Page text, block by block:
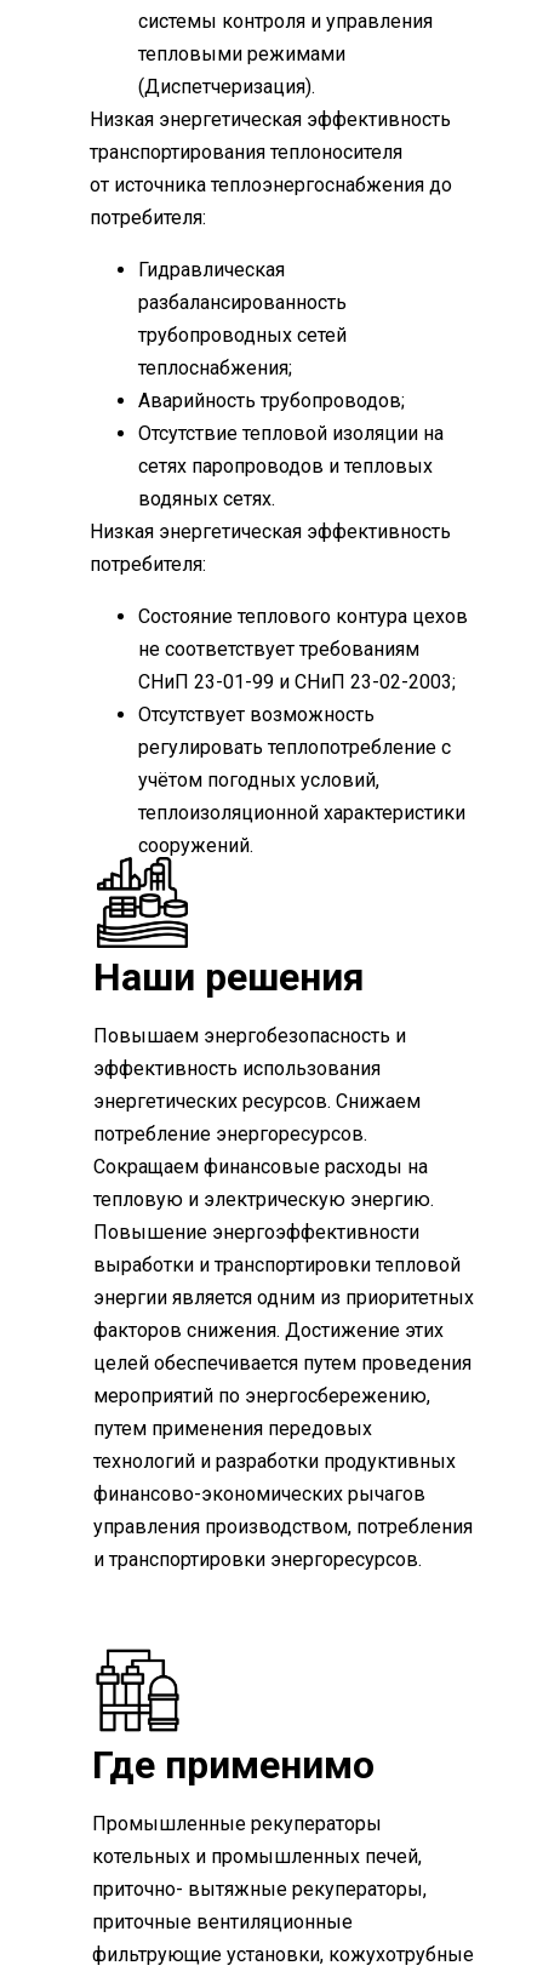
системы контроля и управления
тепловыми режимами
(Диспетчеризация).
Низкая энергетическая эффективность
транспортирования теплоносителя
от источника теплоэнергоснабжения до
потребителя:
Гидравлическая
разбалансированность
трубопроводных сетей
теплоснабжения;
Аварийность трубопроводов;
Отсутствие тепловой изоляции на
сетях паропроводов и тепловых
водяных сетях.
Низкая энергетическая эффективность
потребителя:
Состояние теплового контура цехов
не соответствует требованиям
СНиП 23-01-99 и СНиП 23-02-2003;
Отсутствует возможность
регулировать теплопотребление с
учётом погодных условий,
теплоизоляционной характеристики
сооружений.
Наши решения
Повышаем энергобезопасность и
эффективность использования
энергетических ресурсов. Снижаем
потребление энергоресурсов.
Сокращаем финансовые расходы на
тепловую и электрическую энергию.
Повышение энергоэффективности
выработки и транспортировки тепловой
энергии является одним из приоритетных
факторов снижения. Достижение этих
целей обеспечивается путем проведения
мероприятий по энергосбережению,
путем применения передовых
технологий и разработки продуктивных
финансово-экономических рычагов
управления производством, потребления
и транспортировки энергоресурсов.
Где применимо
Промышленные рекуператоры
котельных и промышленных печей,
приточно- вытяжные рекуператоры,
приточные вентиляционные
фильтрующие установки, кожухотрубные